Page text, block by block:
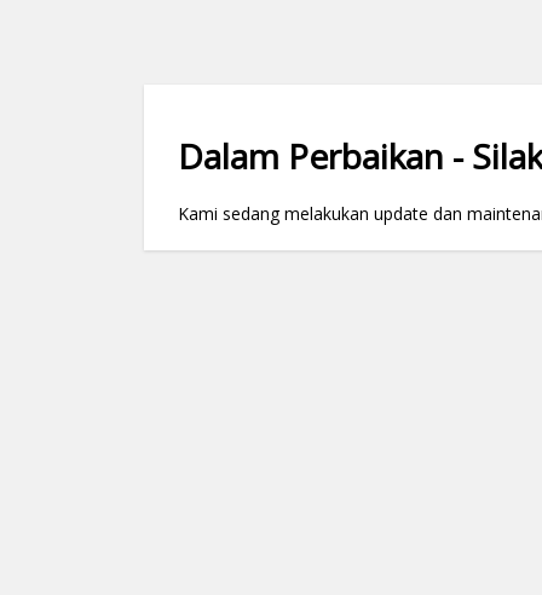
Dalam Perbaikan -
Kami sedang melakukan update dan